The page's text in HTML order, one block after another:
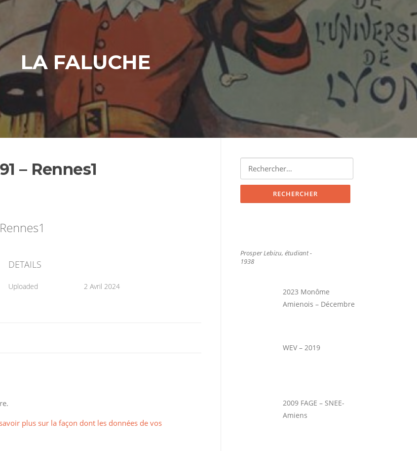
LA FALUCHE
– Rennes1
DETAILS
Uploaded 2 Avril 2024
plus sur la façon dont les données de vos
Rechercher :
Prosper Lebizu, étudiant -
1938
2023 Monôme
Amienois – Décembre
WEV – 2019
2009 FAGE – SNEE-
Amiens